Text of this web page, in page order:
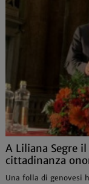
A Liliana Segre
cittadinanza
Una folla di genovesi